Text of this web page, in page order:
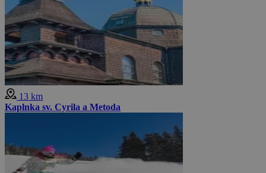
13 km
Kaplnka sv. Cyrila a Metoda